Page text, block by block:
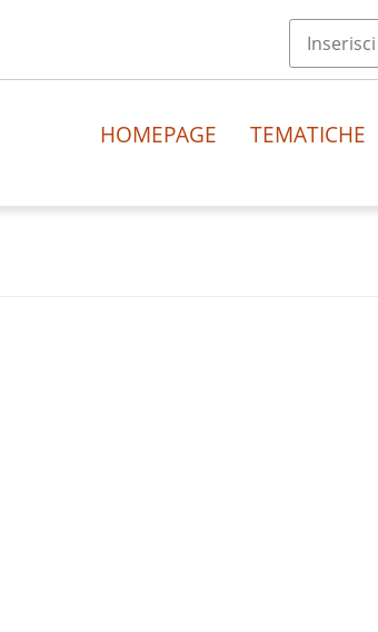
HOMEPAGE TEMATICHE